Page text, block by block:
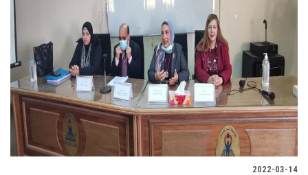
2022-03-14